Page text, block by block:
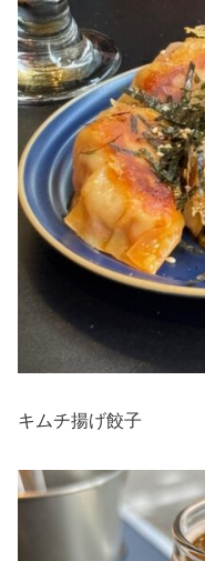
キムチ揚げ餃子